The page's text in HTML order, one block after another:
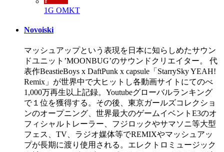
1G OMKT
Novoiski
マッシュアップという表現を日本に知らしめたサウン
ドユニット’MOONBUG’のサウンドクリエイター。 代
表作BeastieBoys x DaftPunk x capsule「StarrySky YEAH!
Remix」が世界中で大ヒットし各動画サイトにてのべ
1,000万再生以上記録。Youtubeグローバルランキング
で１位を獲得する。その後、東京ガールズコレクショ
ンのオープニング、世界最大のゲームイベントE3のオ
フィシャルトレーラー、フジロックやサマソニ等大型
フェス、TV、ラジオ媒体等でREMIXやマッシュアッ
プが長期に渡り使用される。エレクトロミュージック